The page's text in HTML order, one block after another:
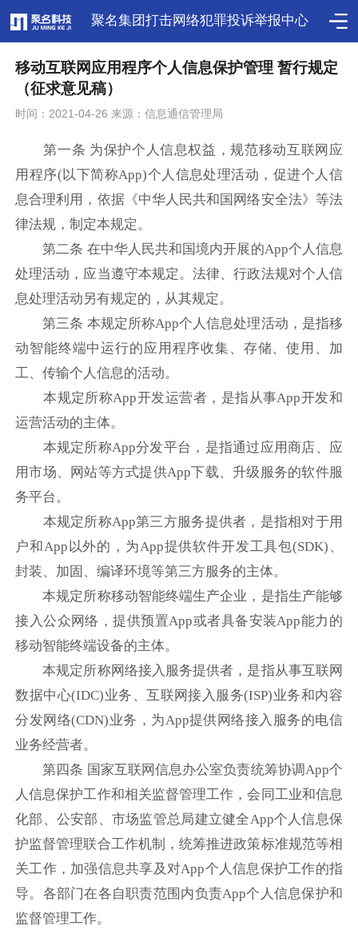
聚名集团打击网络犯罪投诉举报中心
移动互联网应用程序个人信息保护管理 暂行规定
（征求意见稿）
时间：2021-04-26 来源：信息通信管理局
第一条 为保护个人信息权益，规范移动互联网应
用程序(以下简称App)个人信息处理活动，促进个人信
息合理利用，依据《中华人民共和国网络安全法》等法
律法规，制定本规定。
第二条 在中华人民共和国境内开展的App个人信息
处理活动，应当遵守本规定。法律、行政法规对个人信
息处理活动另有规定的，从其规定。
第三条 本规定所称App个人信息处理活动，是指移
动智能终端中运行的应用程序收集、存储、使用、加
工、传输个人信息的活动。
本规定所称App开发运营者，是指从事App开发和
运营活动的主体。
本规定所称App分发平台，是指通过应用商店、应
用市场、网站等方式提供App下载、升级服务的软件服
务平台。
本规定所称App第三方服务提供者，是指相对于用
户和App以外的，为App提供软件开发工具包(SDK)、
封装、加固、编译环境等第三方服务的主体。
本规定所称移动智能终端生产企业，是指生产能够
接入公众网络，提供预置App或者具备安装App能力的
移动智能终端设备的主体。
本规定所称网络接入服务提供者，是指从事互联网
数据中心(IDC)业务、互联网接入服务(ISP)业务和内容
分发网络(CDN)业务，为App提供网络接入服务的电信
业务经营者。
第四条 国家互联网信息办公室负责统筹协调App个
人信息保护工作和相关监督管理工作，会同工业和信息
化部、公安部、市场监管总局建立健全App个人信息保
护监督管理联合工作机制，统筹推进政策标准规范等相
关工作，加强信息共享及对App个人信息保护工作的指
导。各部门在各自职责范围内负责App个人信息保护和
监督管理工作。